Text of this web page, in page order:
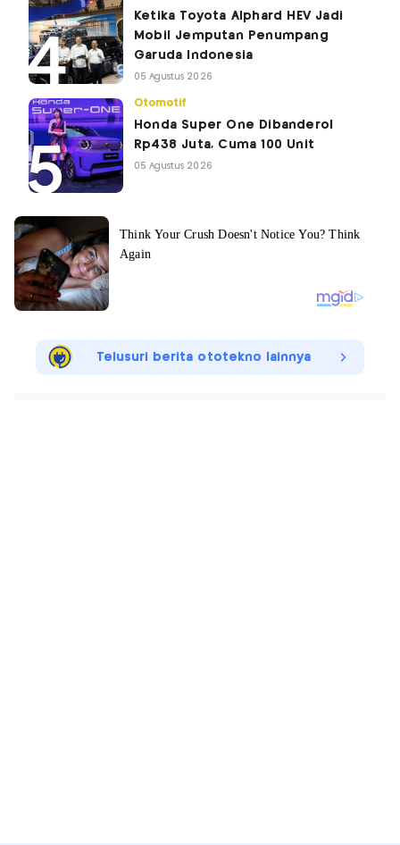
Ketika Toyota Alphard HEV Jadi
Mobil Jemputan Penumpang
Garuda Indonesia
05 Agustus 2026
Otomotif
Honda Super One Dibanderol
Rp438 Juta, Cuma 100 Unit
05 Agustus 2026
Telusuri berita ototekno lainnya